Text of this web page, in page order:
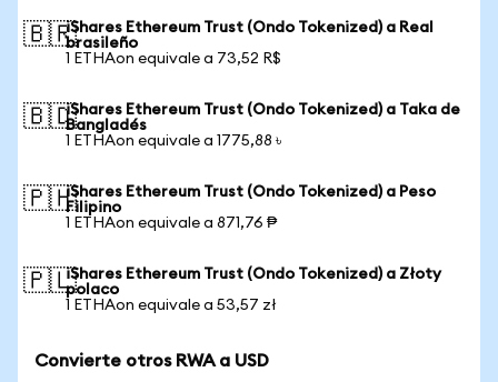
🇧🇷iShares Ethereum Trust (Ondo Tokenized) a Real
brasileño
1 ETHAon equivale a 73,52 R$
🇧🇩iShares Ethereum Trust (Ondo Tokenized) a Taka de
Bangladés
1 ETHAon equivale a 1775,88 ৳
🇵🇭iShares Ethereum Trust (Ondo Tokenized) a Peso
Filipino
1 ETHAon equivale a 871,76 ₱
🇵🇱iShares Ethereum Trust (Ondo Tokenized) a Złoty
polaco
1 ETHAon equivale a 53,57 zł
Convierte otros RWA a USD